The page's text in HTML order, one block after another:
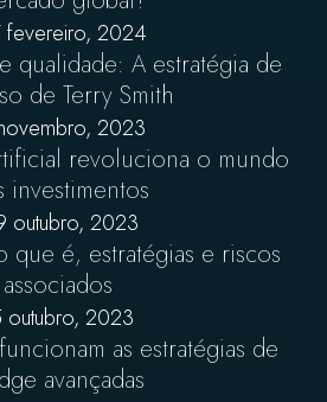
fevereiro, 2024
qualidade: A estratégia de
de Terry Smith
2023
revoluciona o mundo
investimentos
outubro, 2023
que é, estratégias e riscos
associados
outubro, 2023
as estratégias de
avançadas